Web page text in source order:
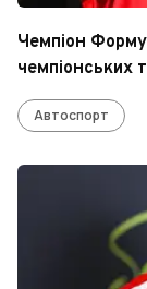
Чемпіон
чемпіонських
Автоспорт